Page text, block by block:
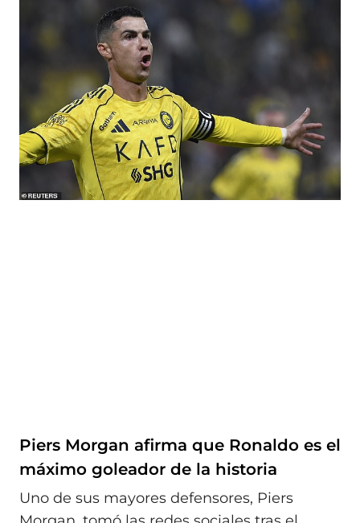
Piers Morgan afirma que Ronaldo es el
máximo goleador de la historia
Uno de sus mayores defensores, Piers